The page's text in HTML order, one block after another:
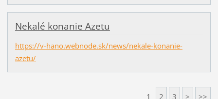
Nekalé konanie Azetu
https://v-hano.webnode.sk/news/nekale-konanie-
azetu/
1 2 3 > >>